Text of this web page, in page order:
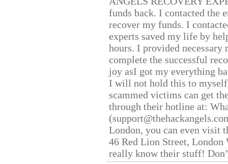
funds back. I contacted the
recover my funds. I
experts saved my life by
hours. I provided
complete the successful
joy asI got my everything
I will not hold this to
scammed victims can get
through their hotline at:
London, you can even visit
46 Red Lion Street, London
really know their stuff!